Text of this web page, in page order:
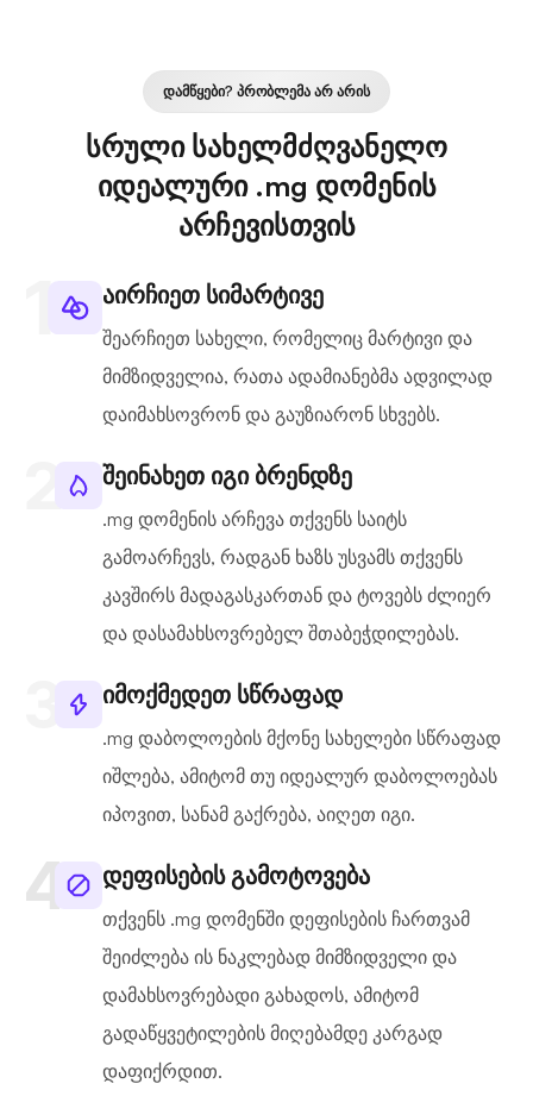
ᲓᲐᲛᲬᲧᲔᲑᲘ? ᲞᲠᲝᲑᲚᲔᲛᲐ ᲐᲠ ᲐᲠᲘᲡ
სრული სახელმძღვანელო
იდეალური .mg დომენის
არჩევისთვის
აირჩიეთ სიმარტივე
შეარჩიეთ სახელი, რომელიც მარტივი და
მიმზიდველია, რათა ადამიანებმა ადვილად
დაიმახსოვრონ და გაუზიარონ სხვებს.
შეინახეთ იგი ბრენდზე
.mg დომენის არჩევა თქვენს საიტს
გამოარჩევს, რადგან ხაზს უსვამს თქვენს
კავშირს მადაგასკართან და ტოვებს ძლიერ
და დასამახსოვრებელ შთაბეჭდილებას.
იმოქმედეთ სწრაფად
.mg დაბოლოების მქონე სახელები სწრაფად
იშლება, ამიტომ თუ იდეალურ დაბოლოებას
იპოვით, სანამ გაქრება, აიღეთ იგი.
დეფისების გამოტოვება
თქვენს .mg დომენში დეფისების ჩართვამ
შეიძლება ის ნაკლებად მიმზიდველი და
დამახსოვრებადი გახადოს, ამიტომ
გადაწყვეტილების მიღებამდე კარგად
დაფიქრდით.